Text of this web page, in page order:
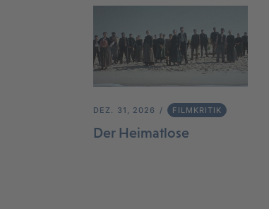
DEZ. 31, 2026 FILMKRITIK
Der Heimatlose